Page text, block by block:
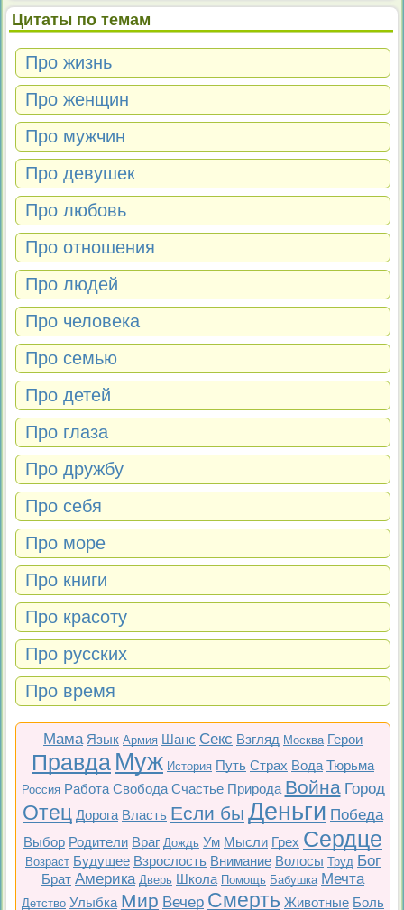
Цитаты по темам
Про жизнь
Про женщин
Про мужчин
Про девушек
Про любовь
Про отношения
Про людей
Про человека
Про семью
Про детей
Про глаза
Про дружбу
Про себя
Про море
Про книги
Про красоту
Про русских
Про время
Мама Язык Армия Шанс Секс Взгляд Москва Герои
Правда Муж История Путь Страх Вода Тюрьма
Россия Работа Свобода Счастье Природа Война Город
Отец Дорога Власть Если бы Деньги Победа
Выбор Родители Враг Дождь Ум Мысли Грех Сердце
Возраст Будущее Взрослость Внимание Волосы Труд Бог
Брат Америка Дверь Школа Помощь Бабушка Мечта
Детство Улыбка Мир Вечер Смерть Животные Боль